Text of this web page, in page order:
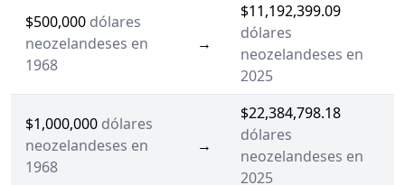
$500,000 dólares
neozelandeses en
1968
→
$11,192,399.09
dólares
neozelandeses en
2025
$1,000,000 dólares
neozelandeses en
1968
→
$22,384,798.18
dólares
neozelandeses en
2025